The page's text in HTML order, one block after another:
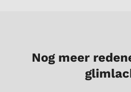
Nog meer